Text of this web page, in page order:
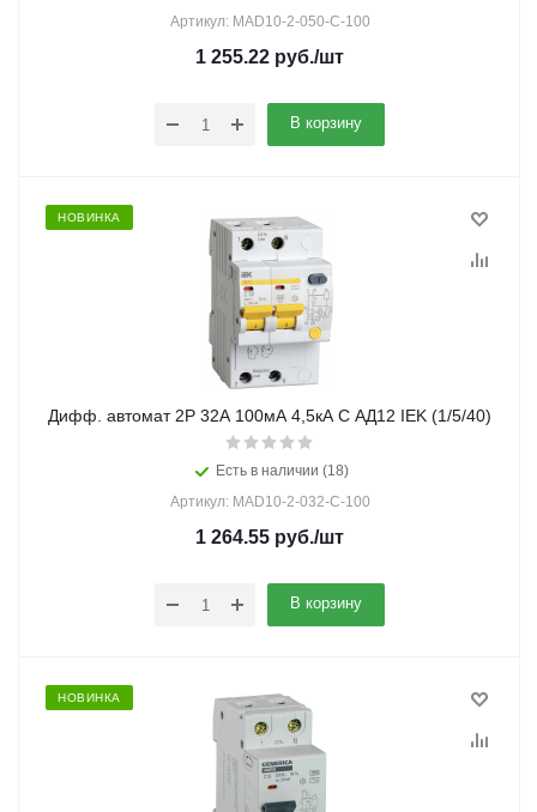
Артикул: MAD10-2-050-C-100
1 255.22 руб./шт
В корзину
НОВИНКА
Дифф. автомат 2Р 32А 100мА 4,5кА С АД12 IEK (1/5/40)
Есть в наличии (18)
Артикул: MAD10-2-032-C-100
1 264.55 руб./шт
В корзину
НОВИНКА